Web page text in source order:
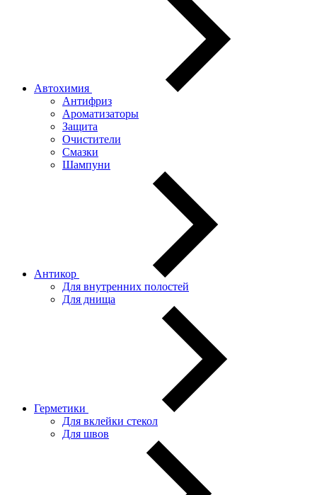
Автохимия
Антифриз
Ароматизаторы
Защита
Очистители
Смазки
Шампуни
Антикор
Для внутренних полостей
Для днища
Герметики
Для вклейки стекол
Для швов